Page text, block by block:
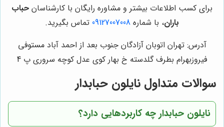
برای کسب اطلاعات بیشتر و مشاوره رایگان با کارشناسان حباب
باران، با شماره 09127007008 تماس بگیرید.
آدرس: تهران اتوبان آزادگان جنوب بعد از احمد آباد مستوفی
فیروزبهرام بطرف گلدسته خ بهار کوی عدل کوچه سروری پ 4
سوالات متداول نایلون حبابدار
نایلون حبابدار چه کاربردهایی دارد؟